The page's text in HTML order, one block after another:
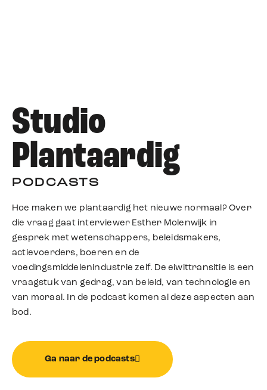
Studio
Plantaardig
PODCASTS
Hoe maken we plantaardig het nieuwe normaal? Over
die vraag gaat interviewer Esther Molenwijk in
gesprek met wetenschappers, beleidsmakers,
actievoerders, boeren en de
voedingsmiddelenindustrie zelf. De eiwittransitie is een
vraagstuk van gedrag, van beleid, van technologie en
van moraal. In de podcast komen al deze aspecten aan
bod.
Ga naar de podcasts